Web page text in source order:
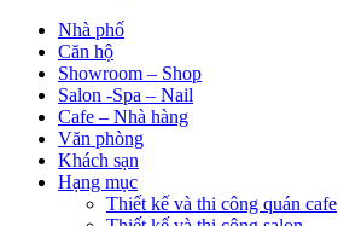
Nhà phố
Căn hộ
Showroom – Shop
Salon -Spa – Nail
Cafe – Nhà hàng
Văn phòng
Khách sạn
Hạng mục
Thiết kế và thi công quán cafe